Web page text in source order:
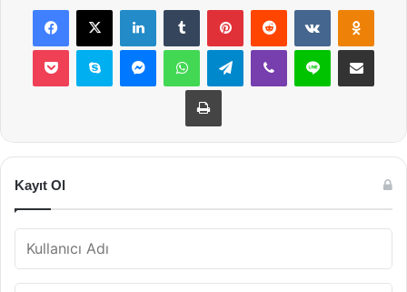
Facebook
X LinkedInTumblr PinterestReddit VKontakte
Pocket Skype MessengerWhatsAppTelegramViber Line E-Posta ile
Yazdır
Kayıt Ol